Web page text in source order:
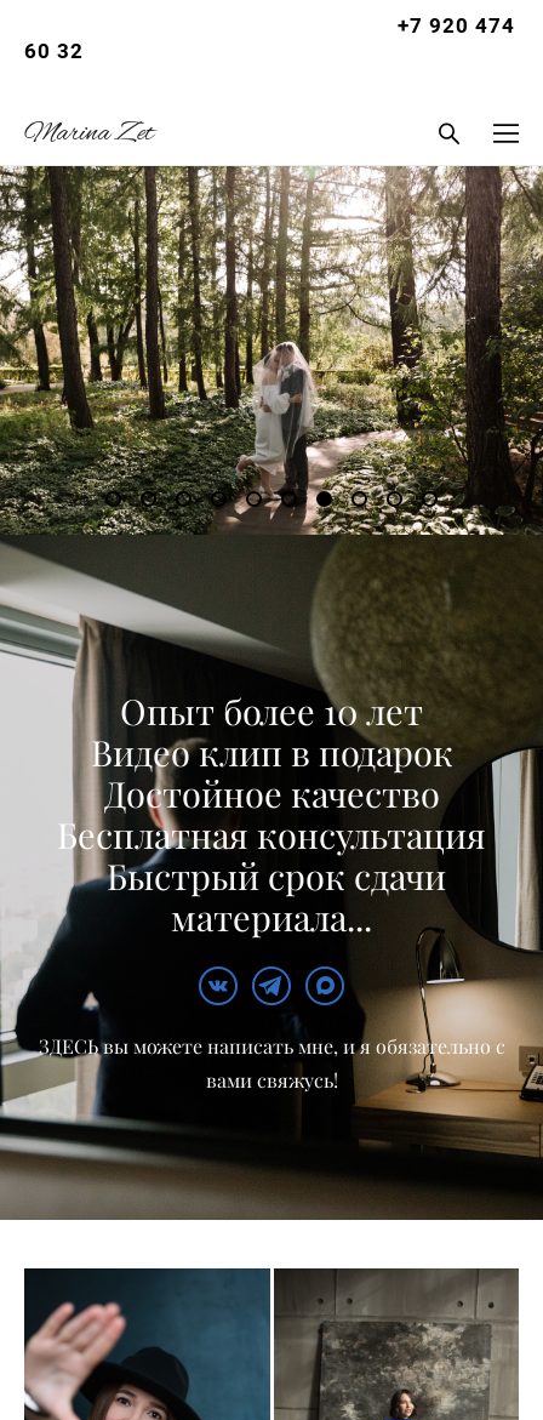
+7 920 474
60 32
Marina Zet
Опыт более 10 лет
Видео клип в подарок
Достойное качество
Бесплатная консультация
Быстрый срок сдачи
материала...
ЗДЕСЬ вы можете написать мне, и я обязательно с
вами свяжусь!